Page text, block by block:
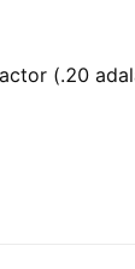
(.20